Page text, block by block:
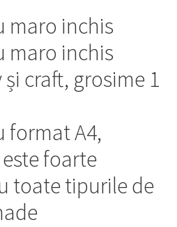
maro inchis
maro inchis
craft, grosime 1
format A4,
foarte
toate tipurile de